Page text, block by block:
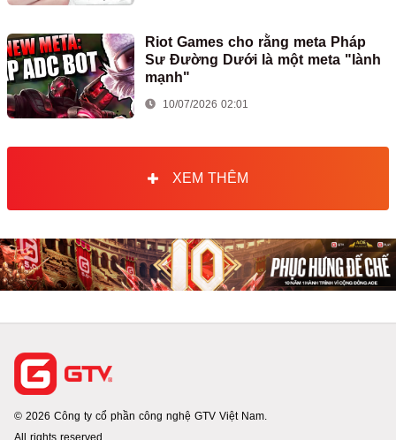
Riot Games cho rằng meta Pháp
Sư Đường Dưới là một meta "lành
mạnh"
10/07/2026 02:01
XEM THÊM
© 2026 Công ty cổ phần công nghệ GTV Việt Nam.